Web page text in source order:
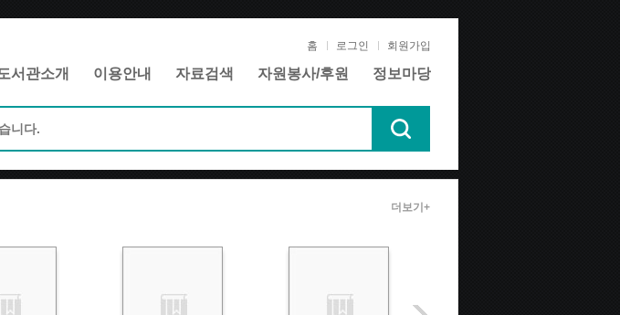
홈 로그인 회원가입
도서관소개 이용안내 자료검색 자원봉사/후원 정보마당
더보기+